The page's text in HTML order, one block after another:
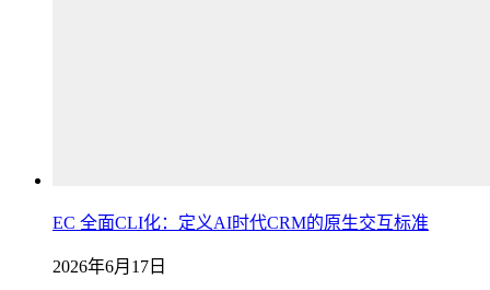
EC 全面CLI化：定义AI时代CRM的原生交互标准
2026年6月17日